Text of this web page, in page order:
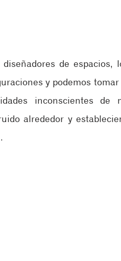
diseñadores de
y podemos
inconscientes
alrededor y